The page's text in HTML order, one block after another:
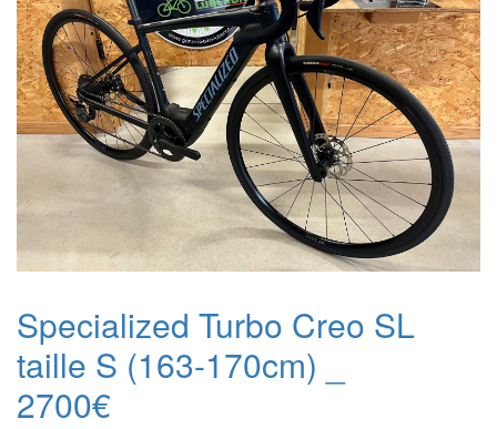
Specialized Turbo Creo SL
taille S (163-170cm) _
2700€